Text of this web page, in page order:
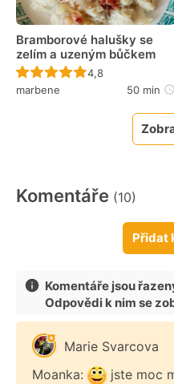
Bramborové halušky se
zelím a uzeným bůčkem
Recept ještě
4,8
marbene
50 min
Komentáře (10)
Přidat
Komentáře jsou
Odpovědi k nim se
Marie Svarcova
Moanka:
jste moc